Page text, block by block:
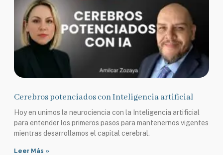
Cerebros potenciados con Inteligencia artificial
Hoy en unimos la neurociencia con la Inteligencia artificial
para entender los primeros pasos para mantenernos vigentes
mientras desarrollamos el capital cerebral.
Leer Más »